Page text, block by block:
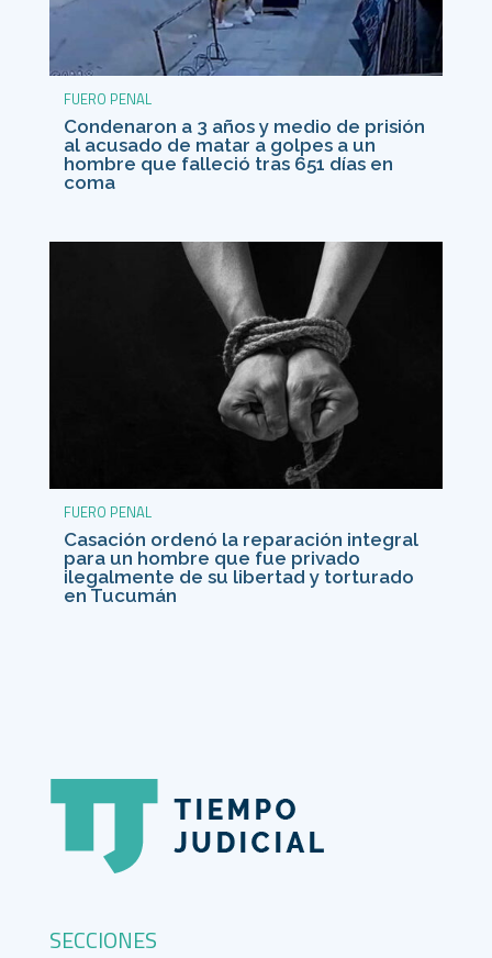
FUERO PENAL
Condenaron a 3 años y medio de prisión
al acusado de matar a golpes a un
hombre que falleció tras 651 días en
coma
FUERO PENAL
Casación ordenó la reparación integral
para un hombre que fue privado
ilegalmente de su libertad y torturado
en Tucumán
SECCIONES